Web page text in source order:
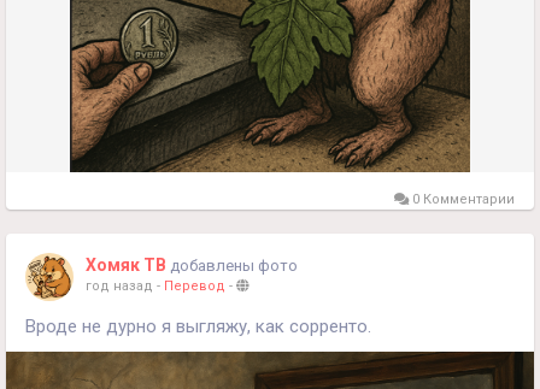
0 Комментарии
Хомяк ТВ добавлены фото
год назад - Перевод -
Вроде не дурно я выгляжу, как сорренто.